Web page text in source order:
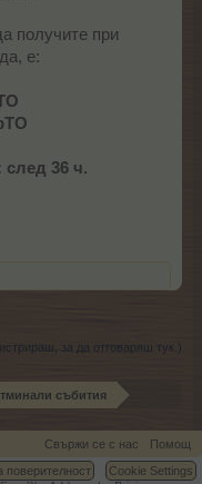
получите при
е:
след 36 ч.
за да отговаряш тук.)
събития
Свържи се с нас
Помощ
поверителност
Cookie Settings